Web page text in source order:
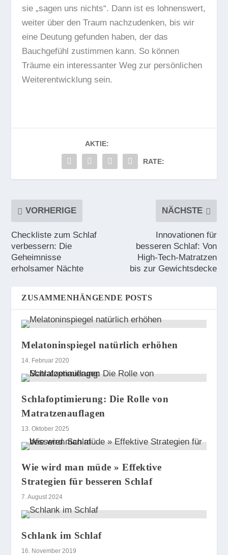
sie „sagen uns nichts“. Dann ist es lohnenswert,
weiter über den Traum nachzudenken, bis wir
eine Deutung gefunden haben, der das
Bauchgefühl zustimmen kann. So können
Träume ein interessanter Weg zur persönlichen
Weiterentwicklung sein.
AKTIE:
RATE:
VORHERIGE
Checkliste zum Schlaf
verbessern: Die
Geheimnisse
erholsamer Nächte
NÄCHSTE
Innovationen für
besseren Schlaf: Von
High-Tech-Matratzen
bis zur Gewichtsdecke
ZUSAMMENHÄNGENDE POSTS
Melatoninspiegel natürlich erhöhen
14. Februar 2020
Schlafoptimierung: Die Rolle von
Matratzenauflagen
13. Oktober 2025
Wie wird man müde » Effektive
Strategien für besseren Schlaf
7. August 2024
Schlank im Schlaf
16. November 2019